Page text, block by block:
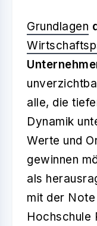
Grundlagen
alle, die
Dynamik
Werte und
gewinnen
als
mit der Note
Hochschule